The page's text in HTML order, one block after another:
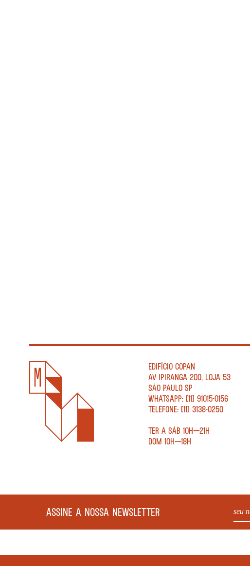
EDIFÍCIO COPAN
AV IPIRANGA 200, LOJA 53
SÃO PAULO SP
WHATSAPP: [11] 91015-0156
TELEFONE: [11] 3138-0250
TER A SÁB 10H—21H
DOM 10H—18H
ASSINE A NOSSA NEWSLETTER